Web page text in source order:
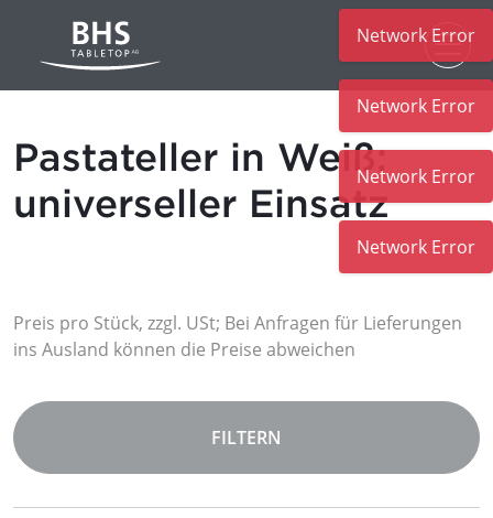
Pastateller in Weiß:
universeller Einsatz
Preis pro Stück, zzgl. USt; Bei Anfragen für Lieferungen
ins Ausland können die Preise abweichen
FILTERN
Network Error
Network Error
Network Error
Network Error